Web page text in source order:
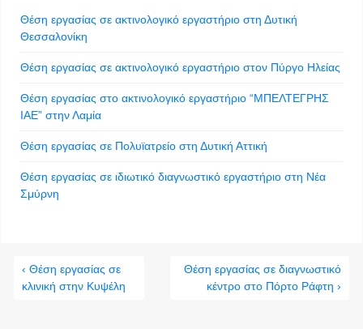
Θέση εργασίας σε ακτινολογικό εργαστήριο στη Δυτική
Θεσσαλονίκη
Θέση εργασίας σε ακτινολογικό εργαστήριο στον Πύργο Ηλείας
Θέση εργασίας στο ακτινολογικό εργαστήριο “ΜΠΕΛΤΕΓΡΗΣ
ΙΑΕ” στην Λαμία
Θέση εργασίας σε Πολυϊατρείο στη Δυτική Αττική
Θέση εργασίας σε ιδιωτικό διαγνωστικό εργαστήριο στη Νέα
Σμύρνη
‹ Θέση εργασίας σε
κλινική στην Κυψέλη
Θέση εργασίας σε διαγνωστικό
κέντρο στο Πόρτο Ράφτη ›